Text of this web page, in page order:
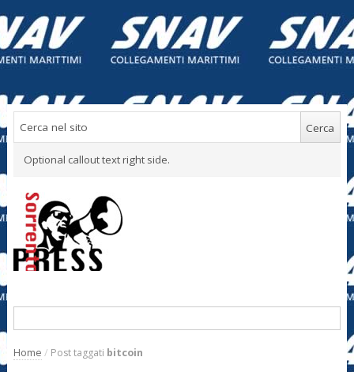
Optional callout text right side.
Home / Post taggati bitcoin